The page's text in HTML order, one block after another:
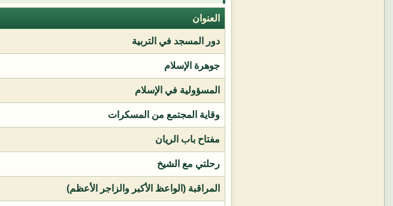
العنوان
دور المسجد في التربية
جوهرة الإسلام
المسؤولية في الإسلام
وقاية المجتمع من المسكرات
مفتاح باب الريان
رحلتي مع الشيخ
المراقبة (الواعظ الأكبر والزاجر الأعظم)